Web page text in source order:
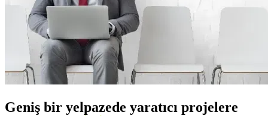
Geniş bir yelpazede yaratıcı projelere